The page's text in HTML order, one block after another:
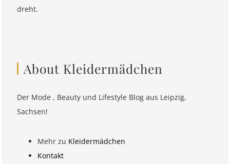
dreht.
About Kleidermädchen
Der Mode , Beauty und Lifestyle Blog aus Leipzig,
Sachsen!
Mehr zu Kleidermädchen
Kontakt